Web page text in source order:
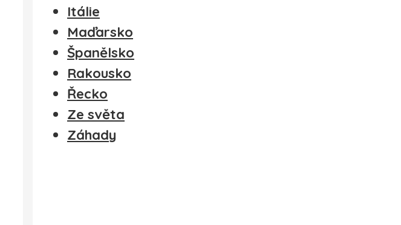
Itálie
Maďarsko
Španělsko
Rakousko
Řecko
Ze světa
Záhady